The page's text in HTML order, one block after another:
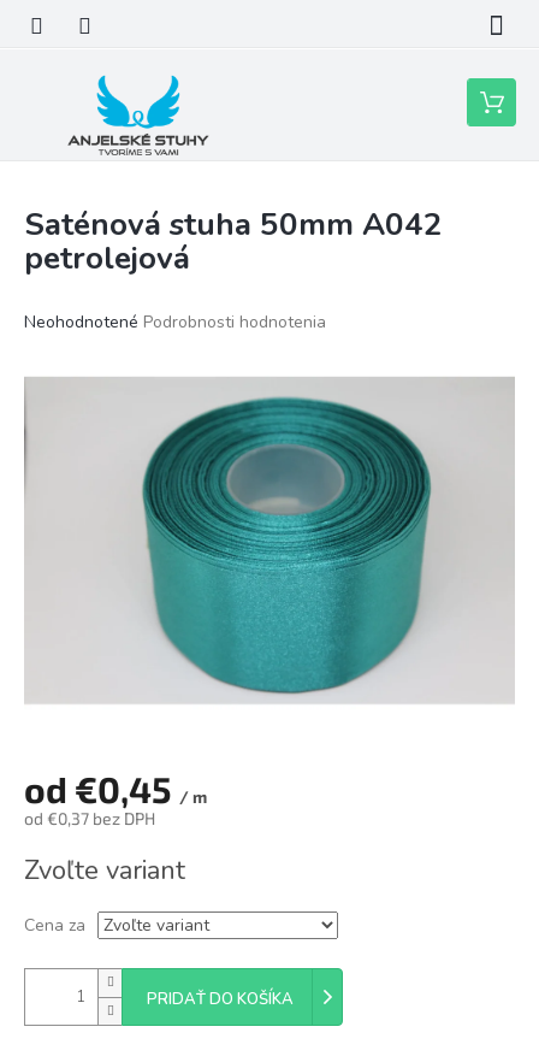
obsah
Nákupný
košík
Saténová stuha 50mm A042
petrolejová
Priemerné
Neohodnotené Podrobnosti hodnotenia
od €0,45 / m
od €0,37 bez DPH
cena:
Zvoľte variant
Cena za
PRIDAŤ DO KOŠÍKA